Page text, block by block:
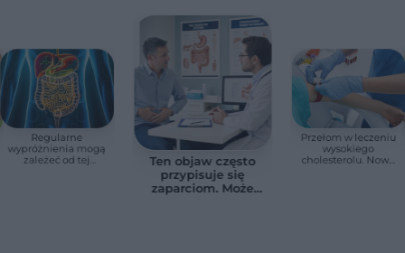
Regularne
wypróżnienia mogą
zależeć od tej
Ten objaw często
przypisuje się
zaparciom. Może
Przełom w leczeniu
wysokiego
cholesterolu. Nowa